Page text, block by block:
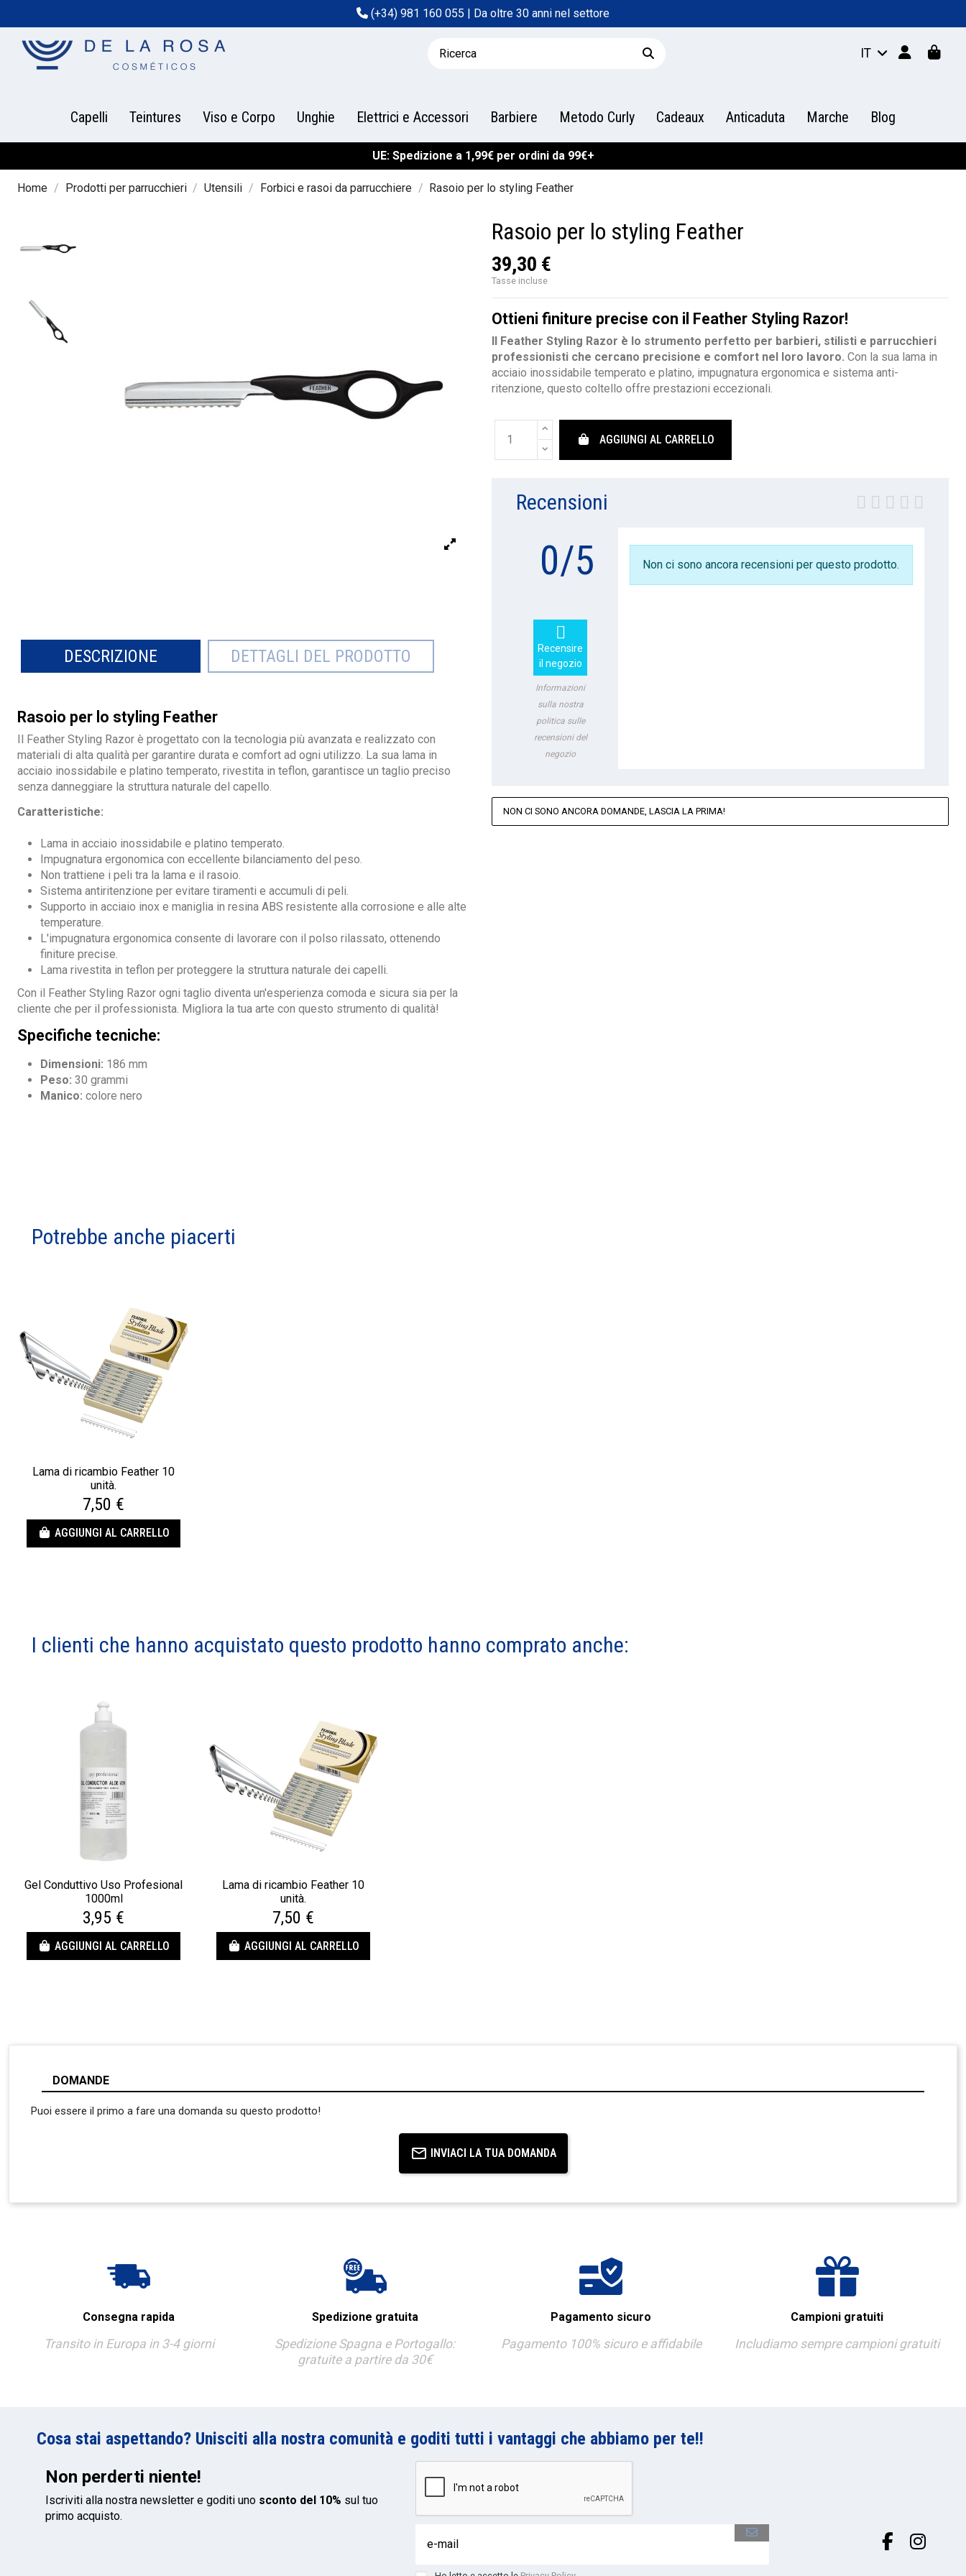
(+34) 981 160 055 | Da oltre 30 anni nel settore
IT
Capelli Teintures Viso e Corpo Unghie Elettrici e Accessori Barbiere Metodo Curly Cadeaux Anticaduta Marche Blog
UE: Spedizione a 1,99€ per ordini da 99€+
Home Prodotti per parrucchieri Utensili Forbici e rasoi da parrucchiere Rasoio per lo styling Feather
DESCRIZIONE DETTAGLI DEL PRODOTTO
Rasoio per lo styling Feather
Il Feather Styling Razor è progettato con la tecnologia più avanzata e realizzato con
materiali di alta qualità per garantire durata e comfort ad ogni utilizzo. La sua lama in
acciaio inossidabile e platino temperato, rivestita in teflon, garantisce un taglio preciso
senza danneggiare la struttura naturale del capello.
Caratteristiche:
Lama in acciaio inossidabile e platino temperato.
Impugnatura ergonomica con eccellente bilanciamento del peso.
Non trattiene i peli tra la lama e il rasoio.
Sistema antiritenzione per evitare tiramenti e accumuli di peli.
Supporto in acciaio inox e maniglia in resina ABS resistente alla corrosione e alle alte
temperature.
L'impugnatura ergonomica consente di lavorare con il polso rilassato, ottenendo
finiture precise.
Lama rivestita in teflon per proteggere la struttura naturale dei capelli.
Con il Feather Styling Razor ogni taglio diventa un'esperienza comoda e sicura sia per la
cliente che per il professionista. Migliora la tua arte con questo strumento di qualità!
Specifiche tecniche:
Dimensioni: 186 mm
Peso: 30 grammi
Manico: colore nero
Rasoio per lo styling Feather
39,30 €
Tasse incluse
Ottieni finiture precise con il Feather Styling Razor!
Il Feather Styling Razor è lo strumento perfetto per barbieri, stilisti e parrucchieri
professionisti che cercano precisione e comfort nel loro lavoro. Con la sua lama in
acciaio inossidabile temperato e platino, impugnatura ergonomica e sistema anti-
ritenzione, questo coltello offre prestazioni eccezionali.
AGGIUNGI AL CARRELLO
Recensioni
0/5

Recensire
il negozio
Informazioni
sulla nostra
politica sulle
recensioni del
negozio
Non ci sono ancora recensioni per questo prodotto.
NON CI SONO ANCORA DOMANDE, LASCIA LA PRIMA!
Potrebbe anche piacerti
Lama di ricambio Feather 10
unità.
7,50 €
AGGIUNGI AL CARRELLO
I clienti che hanno acquistato questo prodotto hanno comprato anche:
Gel Conduttivo Uso Profesional
1000ml
3,95 €
AGGIUNGI AL CARRELLO
Lama di ricambio Feather 10
unità.
7,50 €
AGGIUNGI AL CARRELLO
DOMANDE
Puoi essere il primo a fare una domanda su questo prodotto!
INVIACI LA TUA DOMANDA
Consegna rapida
Transito in Europa in 3-4 giorni
Spedizione gratuita
Spedizione Spagna e Portogallo:
gratuite a partire da 30€
Pagamento sicuro
Pagamento 100% sicuro e affidabile
Campioni gratuiti
Includiamo sempre campioni gratuiti
Cosa stai aspettando? Unisciti alla nostra comunità e goditi tutti i vantaggi che abbiamo per te!!
Non perderti niente!
Iscriviti alla nostra newsletter e goditi uno sconto del 10% sul tuo
primo acquisto.